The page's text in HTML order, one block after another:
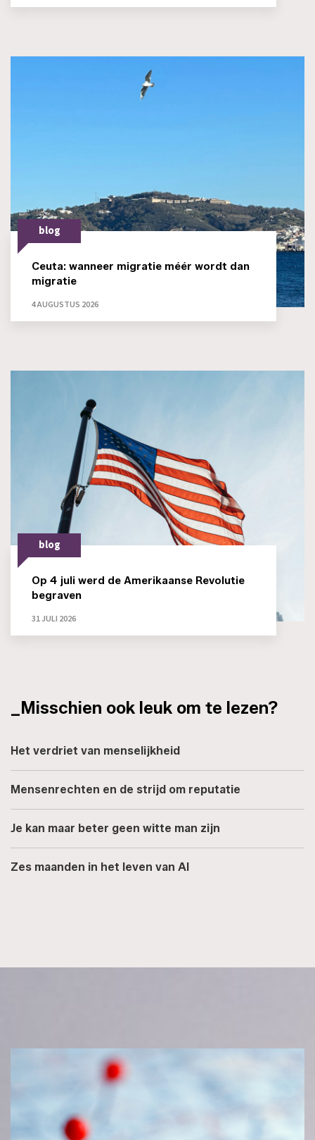
blog
Ceuta: wanneer migratie méér wordt dan
migratie
4 AUGUSTUS 2026
blog
Op 4 juli werd de Amerikaanse Revolutie
begraven
31 JULI 2026
_Misschien ook leuk om te lezen?
Het verdriet van menselijkheid
Mensenrechten en de strijd om reputatie
Je kan maar beter geen witte man zijn
Zes maanden in het leven van AI